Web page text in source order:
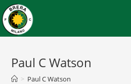
Paul C Watson
> Paul C Watson